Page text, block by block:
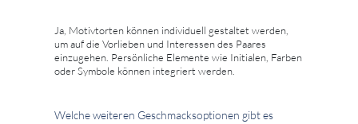
Ja, Motivtorten können individuell gestaltet werden,
um auf die Vorlieben und Interessen des Paares
einzugehen. Persönliche Elemente wie Initialen, Farben
oder Symbole können integriert werden.
Welche weiteren Geschmacksoptionen gibt es